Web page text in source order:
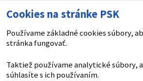
Cookies na stránke PSK
Používame základné cookies súbory,
stránka fungovať.
Taktiež používame analytické súbory,
súhlasíte s ich používaním.